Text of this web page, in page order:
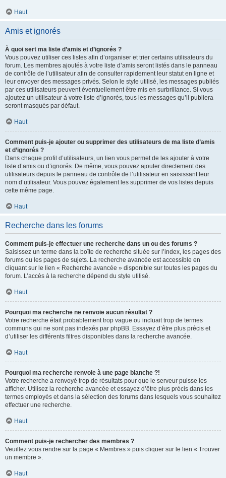
Haut
Amis et ignorés
À quoi sert ma liste d’amis et d’ignorés ?
Vous pouvez utiliser ces listes afin d’organiser et trier certains utilisateurs du
forum. Les membres ajoutés à votre liste d’amis seront listés dans le panneau
de contrôle de l’utilisateur afin de consulter rapidement leur statut en ligne et
leur envoyer des messages privés. Selon le style utilisé, les messages publiés
par ces utilisateurs peuvent éventuellement être mis en surbrillance. Si vous
ajoutez un utilisateur à votre liste d’ignorés, tous les messages qu’il publiera
seront masqués par défaut.
Haut
Comment puis-je ajouter ou supprimer des utilisateurs de ma liste d’amis
et d’ignorés ?
Dans chaque profil d’utilisateurs, un lien vous permet de les ajouter à votre
liste d’amis ou d’ignorés. De même, vous pouvez ajouter directement des
utilisateurs depuis le panneau de contrôle de l’utilisateur en saisissant leur
nom d’utilisateur. Vous pouvez également les supprimer de vos listes depuis
cette même page.
Haut
Recherche dans les forums
Comment puis-je effectuer une recherche dans un ou des forums ?
Saisissez un terme dans la boîte de recherche située sur l’index, les pages des
forums ou les pages de sujets. La recherche avancée est accessible en
cliquant sur le lien « Recherche avancée » disponible sur toutes les pages du
forum. L’accès à la recherche dépend du style utilisé.
Haut
Pourquoi ma recherche ne renvoie aucun résultat ?
Votre recherche était probablement trop vague ou incluait trop de termes
communs qui ne sont pas indexés par phpBB. Essayez d’être plus précis et
d’utiliser les différents filtres disponibles dans la recherche avancée.
Haut
Pourquoi ma recherche renvoie à une page blanche ?!
Votre recherche a renvoyé trop de résultats pour que le serveur puisse les
afficher. Utilisez la recherche avancée et essayez d’être plus précis dans les
termes employés et dans la sélection des forums dans lesquels vous souhaitez
effectuer une recherche.
Haut
Comment puis-je rechercher des membres ?
Veuillez vous rendre sur la page « Membres » puis cliquer sur le lien « Trouver
un membre ».
Haut